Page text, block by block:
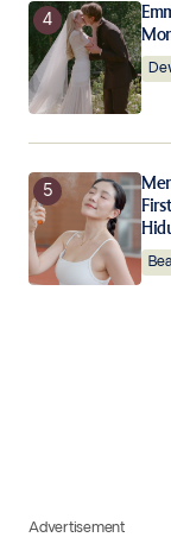
Advertisement